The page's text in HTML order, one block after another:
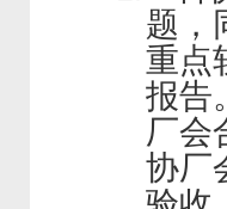
题，
重点
报告
厂会
协厂